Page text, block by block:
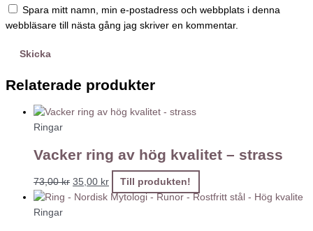
Spara mitt namn, min e-postadress och webbplats i denna
webbläsare till nästa gång jag skriver en kommentar.
Relaterade produkter
Ringar
Vacker ring av hög kvalitet – strass
73,00kr 35,00 kr Till produkten!
Ringar